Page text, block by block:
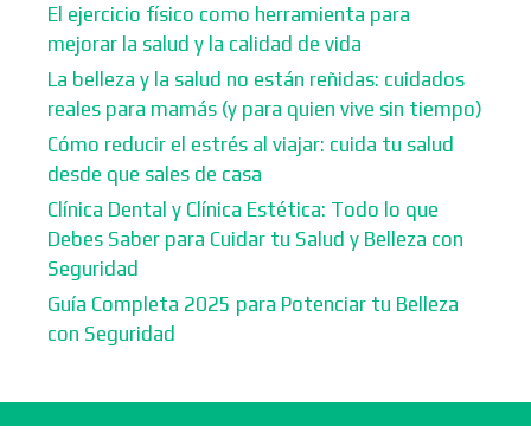
El ejercicio físico como herramienta para
mejorar la salud y la calidad de vida
La belleza y la salud no están reñidas: cuidados
reales para mamás (y para quien vive sin tiempo)
Cómo reducir el estrés al viajar: cuida tu salud
desde que sales de casa
Clínica Dental y Clínica Estética: Todo lo que
Debes Saber para Cuidar tu Salud y Belleza con
Seguridad
Guía Completa 2025 para Potenciar tu Belleza
con Seguridad